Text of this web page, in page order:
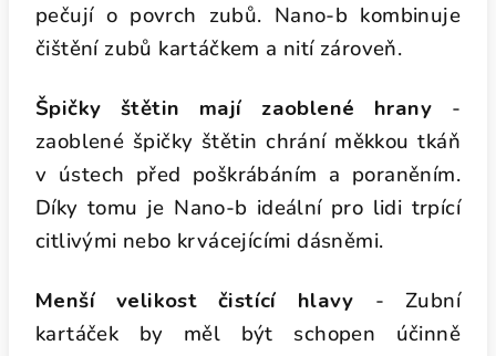
pečují o povrch zubů. Nano-b kombinuje
čištění zubů kartáčkem a nití zároveň.
Špičky štětin mají zaoblené hrany -
zaoblené špičky štětin chrání měkkou tkáň
v ústech před poškrábáním a poraněním.
Díky tomu je Nano-b ideální pro lidi trpící
citlivými nebo krvácejícími dásněmi.
Menší velikost čistící hlavy
- Zubní
kartáček by měl být schopen účinně